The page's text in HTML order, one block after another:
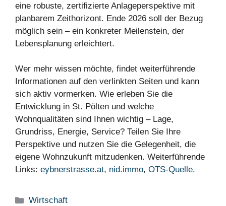
eine robuste, zertifizierte Anlageperspektive mit
planbarem Zeithorizont. Ende 2026 soll der Bezug
möglich sein – ein konkreter Meilenstein, der
Lebensplanung erleichtert.
Wer mehr wissen möchte, findet weiterführende
Informationen auf den verlinkten Seiten und kann
sich aktiv vormerken. Wie erleben Sie die
Entwicklung in St. Pölten und welche
Wohnqualitäten sind Ihnen wichtig – Lage,
Grundriss, Energie, Service? Teilen Sie Ihre
Perspektive und nutzen Sie die Gelegenheit, die
eigene Wohnzukunft mitzudenken. Weiterführende
Links: eybnerstrasse.at, nid.immo, OTS-Quelle.
Kategorien
Wirtschaft